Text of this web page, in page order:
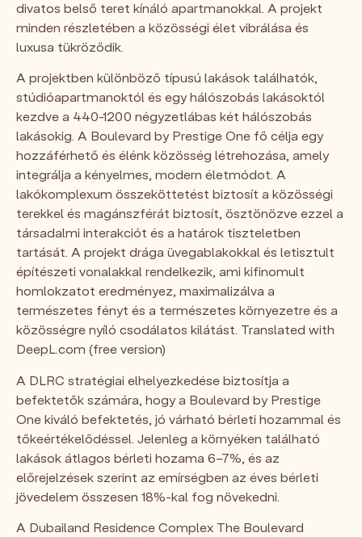
divatos belső teret kínáló apartmanokkal. A projekt
minden részletében a közösségi élet vibrálása és
luxusa tükröződik.
A projektben különböző típusú lakások találhatók,
stúdióapartmanoktól és egy hálószobás lakásoktól
kezdve a 440-1200 négyzetlábas két hálószobás
lakásokig. A Boulevard by Prestige One fő célja egy
hozzáférhető és élénk közösség létrehozása, amely
integrálja a kényelmes, modern életmódot. A
lakókomplexum összeköttetést biztosít a közösségi
terekkel és magánszférát biztosít, ösztönözve ezzel a
társadalmi interakciót és a határok tiszteletben
tartását. A projekt drága üvegablakokkal és letisztult
építészeti vonalakkal rendelkezik, ami kifinomult
homlokzatot eredményez, maximalizálva a
természetes fényt és a természetes környezetre és a
közösségre nyíló csodálatos kilátást. Translated with
DeepL.com (free version)
A DLRC stratégiai elhelyezkedése biztosítja a
befektetők számára, hogy a Boulevard by Prestige
One kiváló befektetés, jó várható bérleti hozammal és
tőkeértékelődéssel. Jelenleg a környéken található
lakások átlagos bérleti hozama 6–7%, és az
előrejelzések szerint az emírségben az éves bérleti
jövedelem összesen 18%-kal fog növekedni.
A Dubailand Residence Complex The Boulevard